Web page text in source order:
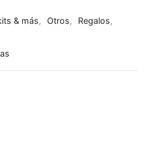
& más, Otros, Regalos,